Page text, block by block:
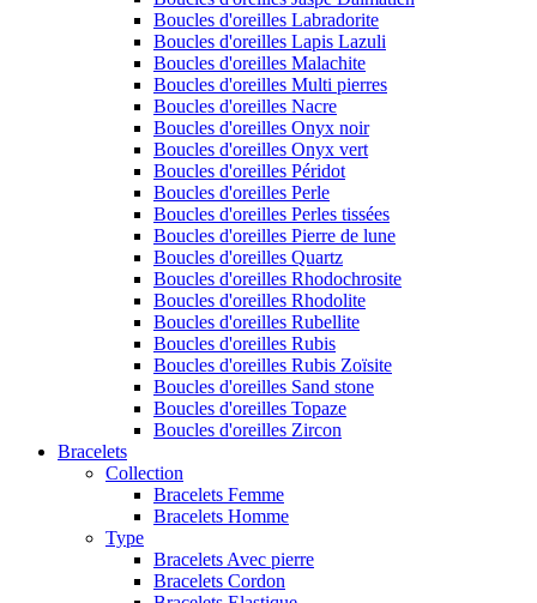
Boucles d'oreilles Labradorite
Boucles d'oreilles Lapis Lazuli
Boucles d'oreilles Malachite
Boucles d'oreilles Multi pierres
Boucles d'oreilles Nacre
Boucles d'oreilles Onyx noir
Boucles d'oreilles Onyx vert
Boucles d'oreilles Péridot
Boucles d'oreilles Perle
Boucles d'oreilles Perles tissées
Boucles d'oreilles Pierre de lune
Boucles d'oreilles Quartz
Boucles d'oreilles Rhodochrosite
Boucles d'oreilles Rhodolite
Boucles d'oreilles Rubellite
Boucles d'oreilles Rubis
Boucles d'oreilles Rubis Zoïsite
Boucles d'oreilles Sand stone
Boucles d'oreilles Topaze
Boucles d'oreilles Zircon
Bracelets
Collection
Bracelets Femme
Bracelets Homme
Type
Bracelets Avec pierre
Bracelets Cordon